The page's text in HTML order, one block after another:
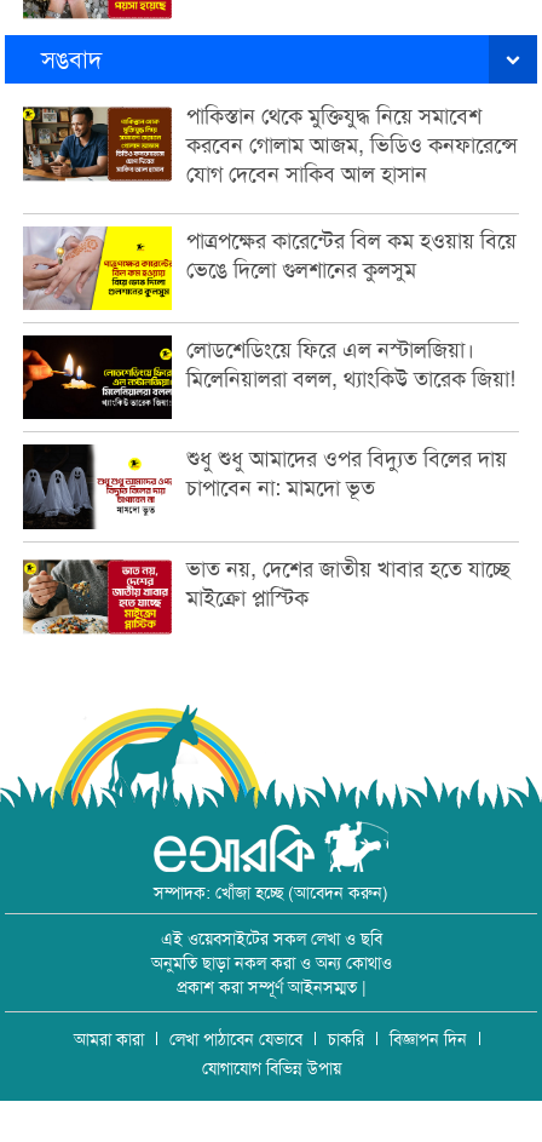
সঙবাদ
পাকিস্তান থেকে মুক্তিযুদ্ধ নিয়ে সমাবেশ
করবেন গোলাম আজম, ভিডিও কনফারেন্সে
যোগ দেবেন সাকিব আল হাসান
পাত্রপক্ষের কারেন্টের বিল কম হওয়ায় বিয়ে
ভেঙে দিলো গুলশানের কুলসুম
লোডশেডিংয়ে ফিরে এল নস্টালজিয়া।
মিলেনিয়ালরা বলল, থ্যাংকিউ তারেক জিয়া!
শুধু শুধু আমাদের ওপর বিদ্যুত বিলের দায়
চাপাবেন না: মামদো ভূত
ভাত নয়, দেশের জাতীয় খাবার হতে যাচ্ছে
মাইক্রো প্লাস্টিক
সম্পাদক: খোঁজা হচ্ছে (আবেদন করুন)
এই ওয়েবসাইটের সকল লেখা ও ছবি
অনুমতি ছাড়া নকল করা ও অন্য কোথাও
প্রকাশ করা সম্পূর্ণ আইনসম্মত |
আমরা কারা লেখা পাঠাবেন যেভাবে চাকরি
বিজ্ঞাপন দিন
যোগাযোগ বিভিন্ন উপায়